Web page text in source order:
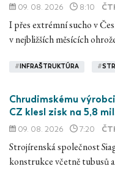
09. 08. 2026 8:10
I přes extrémní sucho v
v nejbližších měsících
# INFRAŠTRUKTÚRA #
Chrudimskému
CZ klesl zisk na 5,8
09. 08. 2026 7:20
Strojírenská společnost
konstrukce včetně tubusů